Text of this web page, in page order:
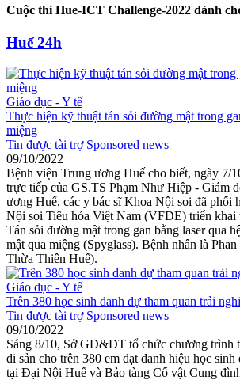
Cuộc thi Hue-ICT Challenge-2022 dành
Huế 24h
Giáo dục - Y tế
Thực hiện kỹ thuật tán sỏi đường mật trong
miệng
Tin được tài trợ Sponsored news
09/10/2022
Bệnh viện Trung ương Huế cho biết, ngày 7/
trực tiếp của GS.TS Phạm Như Hiệp - Giám
ương Huế, các y bác sĩ Khoa Nội soi đã phối
Nội soi Tiêu hóa Việt Nam (VFDE) triển khai
Tán sỏi đường mật trong gan bằng laser qua
mật qua miệng (Spyglass). Bệnh nhân là
Thừa Thiên Huế).
Giáo dục - Y tế
Trên 380 học sinh danh dự tham quan trải
Tin được tài trợ Sponsored news
09/10/2022
Sáng 8/10, Sở GD&ĐT tổ chức chương trình
di sản cho trên 380 em đạt danh hiệu học
tại Đại Nội Huế và Bảo tàng Cổ vật Cung